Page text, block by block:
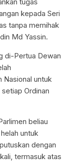
kepada Seri
tanpa memihak
Md Yassin.
di-Pertua Dewan
Nasional untuk
Ordinan
beliau
untuk
dengan
termasuk atas